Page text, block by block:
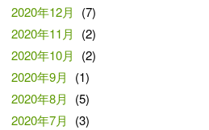
2020年12月
(7)
2020年11月
(2)
2020年10月
(2)
2020年9月
(1)
2020年8月
(5)
2020年7月
(3)